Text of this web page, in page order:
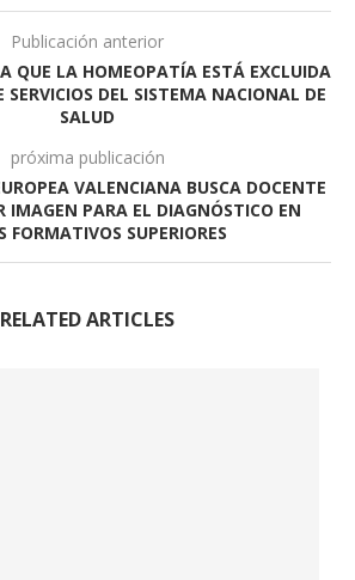
Publicación anterior
QUE LA HOMEOPATÍA ESTÁ EXCLUIDA
SERVICIOS DEL SISTEMA NACIONAL DE
SALUD
próxima publicación
VALENCIANA BUSCA DOCENTE
IMAGEN PARA EL DIAGNÓSTICO EN
FORMATIVOS SUPERIORES
RELATED ARTICLES